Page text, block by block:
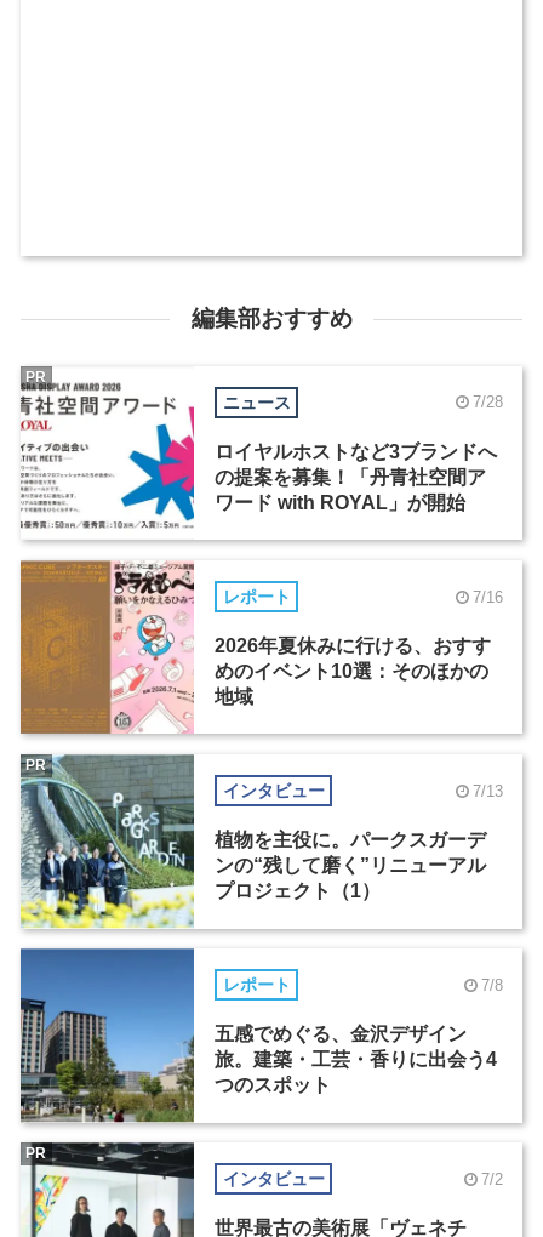
編集部おすすめ
ニュース 7/28
ロイヤルホストなど3ブランドへ
の提案を募集！「丹青社空間ア
ワード with ROYAL」が開始
PR
レポート 7/16
2026年夏休みに行ける、おすす
めのイベント10選：そのほかの
地域
インタビュー 7/13
植物を主役に。パークスガーデ
ンの“残して磨く”リニューアル
プロジェクト（1）
PR
レポート 7/8
五感でめぐる、金沢デザイン
旅。建築・工芸・香りに出会う4
つのスポット
インタビュー 7/2
世界最古の美術展「ヴェネチ
PR